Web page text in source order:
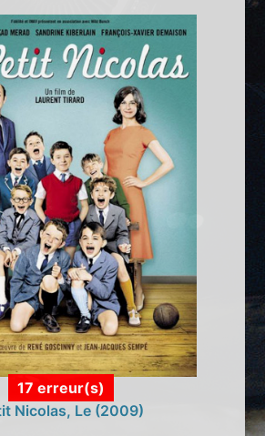
17 erreur(s)
Nicolas, Le (2009)